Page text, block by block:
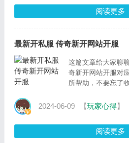
阅读更多
最新开私服 传奇新开网站开服
这篇文章给大家聊
奇新开网站开服对
所帮助，不要忘了
器承载一
2024-06-09 【玩家心得】
阅读更多